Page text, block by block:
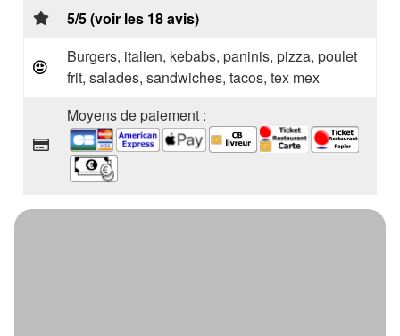
5/5 (voir les 18 avis)
Burgers, italien, kebabs, paninis, pizza, poulet
frit, salades, sandwiches, tacos, tex mex
Moyens de paiement :